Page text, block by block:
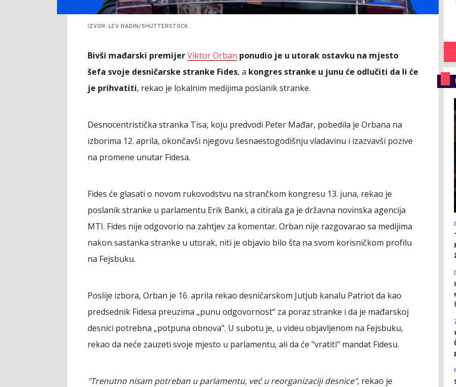
IZVOR: LEV RADIN/SHUTTERSTOCK
Bivši mađarski premijerViktor Orban ponudio je u utorak ostavku na mjesto
šefa svoje desničarske stranke Fides, a kongres stranke u junu će odlučiti da li će
je prihvatiti, rekao je lokalnim medijima poslanik stranke.
Desnocentristička stranka Tisa, koju predvodi Peter Mađar, pobedila je Orbana na
izborima 12. aprila, okončavši njegovu šesnaestogodišnju vladavinu i izazvavši pozive
na promene unutar Fidesa.
Fides će glasati o novom rukovodstvu na strančkom kongresu 13. juna, rekao je
poslanik stranke u parlamentu Erik Banki, a citirala ga je državna novinska agencija
MTI. Fides nije odgovorio na zahtjev za komentar. Orban nije razgovarao sa medijima
nakon sastanka stranke u utorak, niti je objavio bilo šta na svom korisničkom profilu
na Fejsbuku.
Poslije izbora, Orban je 16. aprila rekao desničarskom Jutjub kanalu Patriot da kao
predsednik Fidesa preuzima „punu odgovornost“ za poraz stranke i da je mađarskoj
desnici potrebna „potpuna obnova". U subotu je, u videu objavljenom na Fejsbuku,
rekao da neće zauzeti svoje mjesto u parlamentu, ali da će "vratiti" mandat Fidesu.
"Trenutno nisam potreban u parlamentu, već u reorganizaciji desnice", rekao je